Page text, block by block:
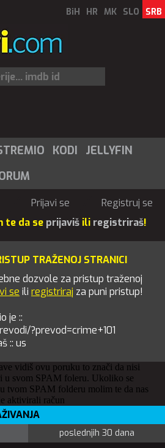
BiH HR MK SLO SRB
KODI
JELLYFIN
Prijavi se
Registruj se
te da se prijaviš ili registriraš!
TRAŽENOJ STRANICI
dozvole za pristup traženoj
se ili registriraj za puni pristup!
je ::
?prevod=crime+101
:: us
vidiš ovu poruku to znači da nisi
u svom SPAM foleru. Ukoliko se
tvom SPAM folderu molim te da nas
aktivirali račun
poslednjih 30 dana